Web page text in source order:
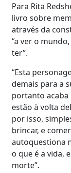
Para Rita
livro sobre
através da
“a ver o
ter”.
“Esta
demais para a
portanto acaba
estão à volta
por isso,
brincar, e
autoquestiona
o que é a vida,
morte”.